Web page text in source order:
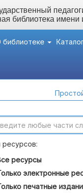
библиотека
библиотеке
ресурсов:
ресурсы
электронные
печатные